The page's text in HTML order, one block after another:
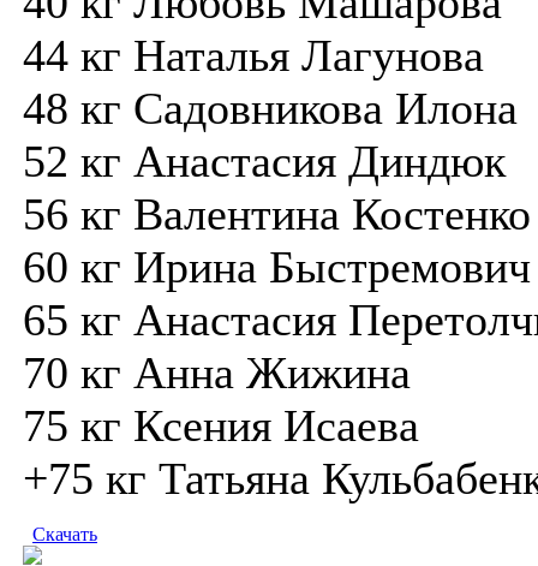
44 кг Наталья Лагунова
48 кг Садовникова Илона
52 кг Анастасия Диндюк
56 кг Валентина Костенко
60 кг Ирина Быстремович
65 кг Анастасия
70 кг Анна Жижина
75 кг Ксения Исаева
+75 кг Татьяна
Скачать